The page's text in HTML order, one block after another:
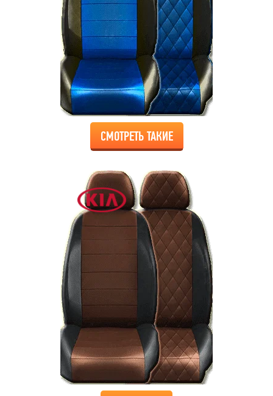
СМОТРЕТЬ ТАКИЕ